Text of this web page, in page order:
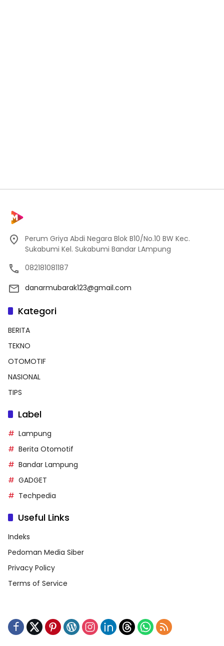
Perum Griya Abdi Negara Blok B10/No.10 BW Kec.
Sukabumi Kel. Sukabumi Bandar LAmpung
082181081187
danarmubarak123@gmail.com
Kategori
BERITA
TEKNO
OTOMOTIF
NASIONAL
TIPS
Label
Lampung
Berita Otomotif
Bandar Lampung
GADGET
Techpedia
Useful Links
Indeks
Pedoman Media Siber
Privacy Policy
Terms of Service